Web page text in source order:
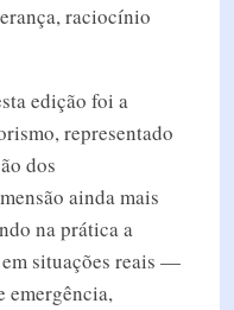
raciocínio
edição foi a
representado
dos
ainda mais
na prática a
situações reais —
emergência,